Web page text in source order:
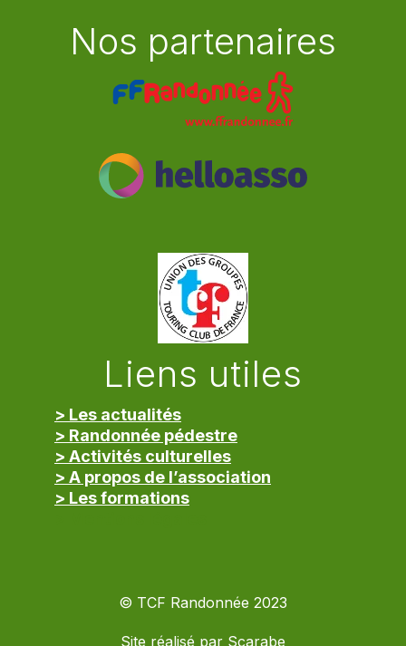
Nos partenaires
Liens utiles
> Les actualités
> Randonnée pédestre
> Activités culturelles
> A propos de l’association
> Les formations
© TCF Randonnée 2023
Site réalisé par Scarabe